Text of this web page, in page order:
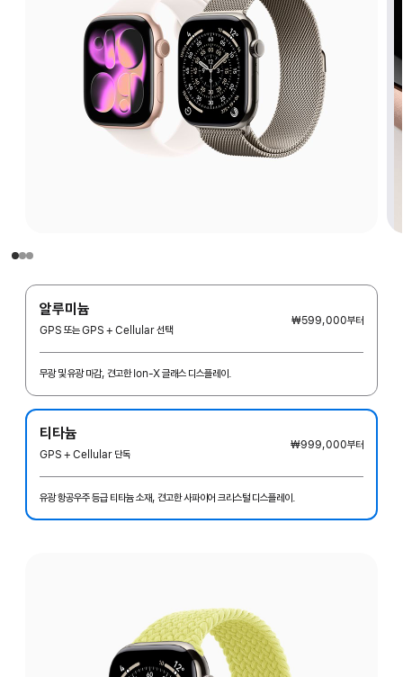
알루미늄
GPS 또는 GPS + Cellular 선택
₩599,000부터
무광 및 유광 마감, 견고한 Ion-X 글래스 디스플레이.
티타늄
GPS + Cellular 단독
₩999,000부터
유광 항공우주 등급 티타늄 소재, 견고한 사파이어 크리스털 디스플레이.